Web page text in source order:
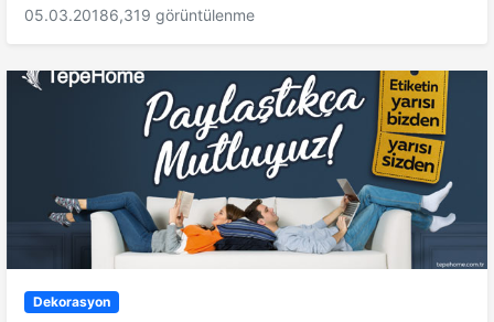
05.03.20186,319 görüntülenme
Dekorasyon